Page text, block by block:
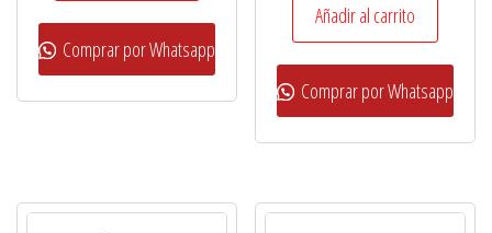
Comprar por Whatsapp
Añadir al carrito
Comprar por Whatsapp